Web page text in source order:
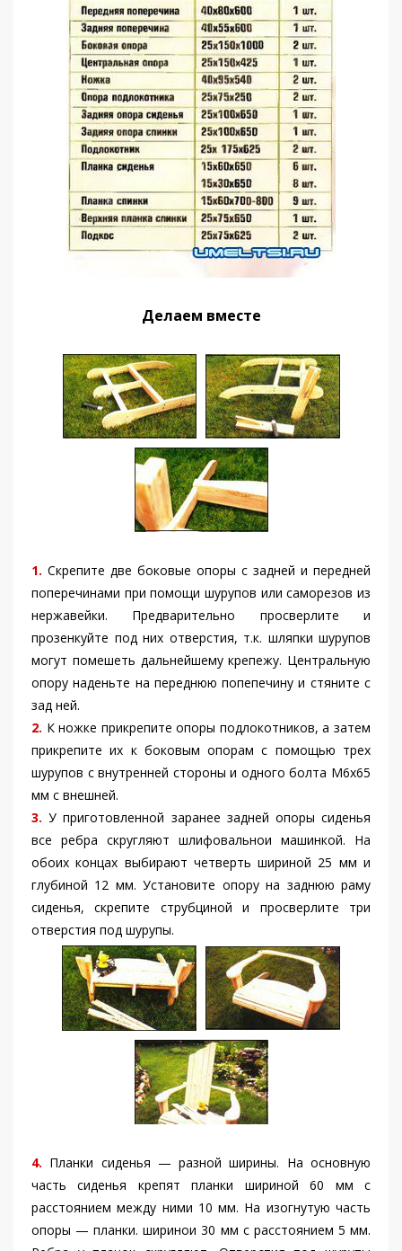
Делаем вместе
1. Скрепите две боковые опоры с задней и передней
поперечинами при помощи шурупов или саморезов из
нержавейки. Предварительно просверлите и
прозенкуйте под них отверстия, т.к. шляпки шурупов
могут помешеть дальнейшему крепежу. Центральную
опору наденьте на переднюю попепечину и стяните с
зад ней.
2. К ножке прикрепите опоры подлокотников, а затем
прикрепите их к боковым опорам с помощью трех
шурупов с внутренней стороны и одного болта М6х65
мм с внешней.
3. У приготовленной заранее задней опоры сиденья
все ребра скругляют шлифовальнои машинкой. На
обоих концах выбирают четверть шириной 25 мм и
глубиной 12 мм. Установите опору на заднюю раму
сиденья, скрепите струбциной и просверлите три
отверстия под шурупы.
4. Планки сиденья — разной ширины. На основную
часть сиденья крепят планки шириной 60 мм с
расстоянием между ними 10 мм. На изогнутую часть
опоры — планки. ширинои 30 мм с расстоянием 5 мм.